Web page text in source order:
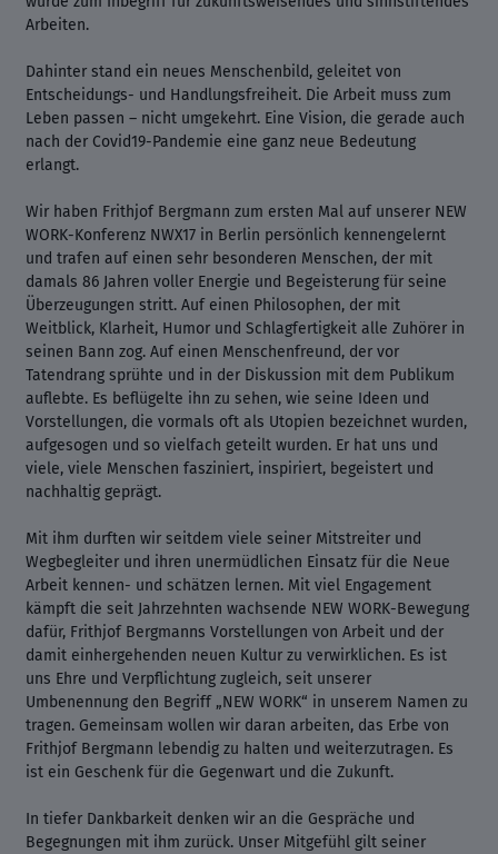
Arbeiten.
Dahinter stand ein neues Menschenbild, geleitet von
Entscheidungs- und Handlungsfreiheit. Die Arbeit muss zum
Leben passen – nicht umgekehrt. Eine Vision, die gerade auch
nach der Covid19-Pandemie eine ganz neue Bedeutung
erlangt.
Wir haben Frithjof Bergmann zum ersten Mal auf unserer NEW
WORK-Konferenz NWX17 in Berlin persönlich kennengelernt
und trafen auf einen sehr besonderen Menschen, der mit
damals 86 Jahren voller Energie und Begeisterung für seine
Überzeugungen stritt. Auf einen Philosophen, der mit
Weitblick, Klarheit, Humor und Schlagfertigkeit alle Zuhörer in
seinen Bann zog. Auf einen Menschenfreund, der vor
Tatendrang sprühte und in der Diskussion mit dem Publikum
auflebte. Es beflügelte ihn zu sehen, wie seine Ideen und
Vorstellungen, die vormals oft als Utopien bezeichnet wurden,
aufgesogen und so vielfach geteilt wurden. Er hat uns und
viele, viele Menschen fasziniert, inspiriert, begeistert und
nachhaltig geprägt.
Mit ihm durften wir seitdem viele seiner Mitstreiter und
Wegbegleiter und ihren unermüdlichen Einsatz für die Neue
Arbeit kennen- und schätzen lernen. Mit viel Engagement
kämpft die seit Jahrzehnten wachsende NEW WORK-Bewegung
dafür, Frithjof Bergmanns Vorstellungen von Arbeit und der
damit einhergehenden neuen Kultur zu verwirklichen. Es ist
uns Ehre und Verpflichtung zugleich, seit unserer
Umbenennung den Begriff „NEW WORK“ in unserem Namen zu
tragen. Gemeinsam wollen wir daran arbeiten, das Erbe von
Frithjof Bergmann lebendig zu halten und weiterzutragen. Es
ist ein Geschenk für die Gegenwart und die Zukunft.
In tiefer Dankbarkeit denken wir an die Gespräche und
Begegnungen mit ihm zurück. Unser Mitgefühl gilt seiner